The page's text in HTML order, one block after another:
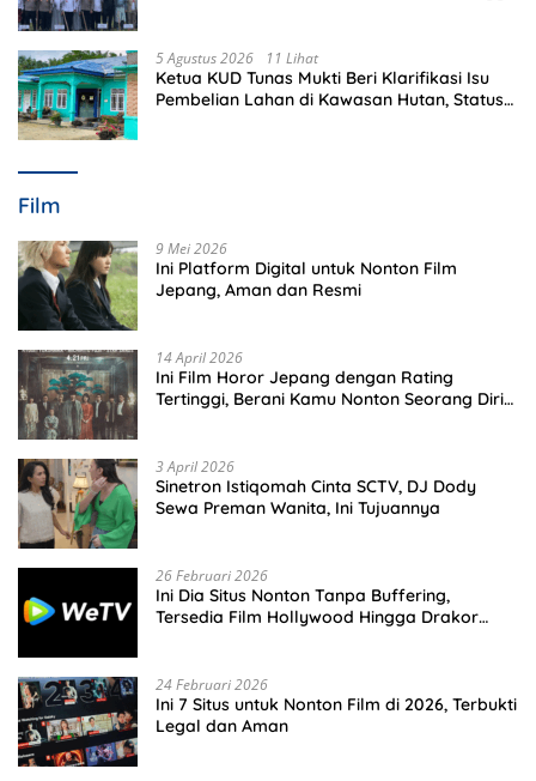
5 Agustus 2026 11 Lihat
Ketua KUD Tunas Mukti Beri Klarifikasi Isu
Pembelian Lahan di Kawasan Hutan, Status
Film
9 Mei 2026
Ini Platform Digital untuk Nonton Film
Jepang, Aman dan Resmi
14 April 2026
Ini Film Horor Jepang dengan Rating
Tertinggi, Berani Kamu Nonton Seorang Diri
3 April 2026
Sinetron Istiqomah Cinta SCTV, DJ Dody
Sewa Preman Wanita, Ini Tujuannya
26 Februari 2026
Ini Dia Situs Nonton Tanpa Buffering,
Tersedia Film Hollywood Hingga Drakor
24 Februari 2026
Ini 7 Situs untuk Nonton Film di 2026, Terbukti
Legal dan Aman